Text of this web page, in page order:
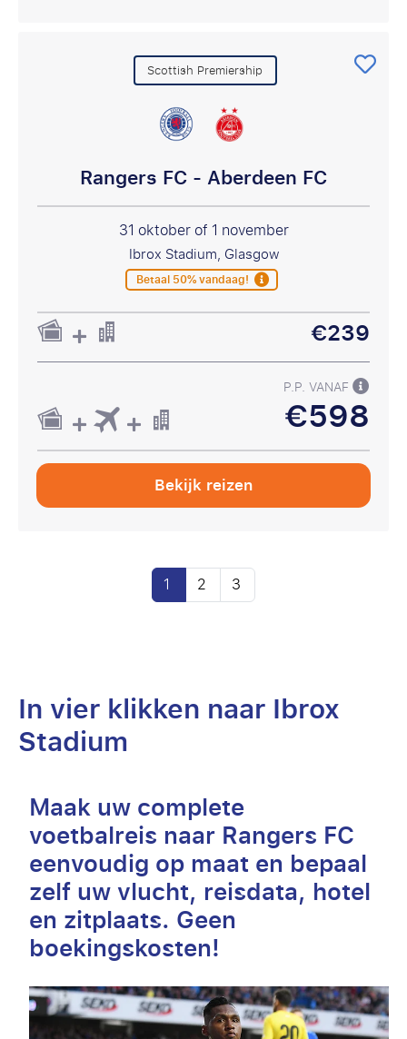
Scottish Premiership
Rangers FC - Aberdeen FC
31 oktober of 1 november
Ibrox Stadium, Glasgow
Betaal 50% vandaag!
€239
P.P. VANAF
€598
Bekijk reizen
1 2 3
In vier klikken naar Ibrox
Stadium
Maak uw complete
voetbalreis naar Rangers FC
eenvoudig op maat en bepaal
zelf uw vlucht, reisdata, hotel
en zitplaats. Geen
boekingskosten!